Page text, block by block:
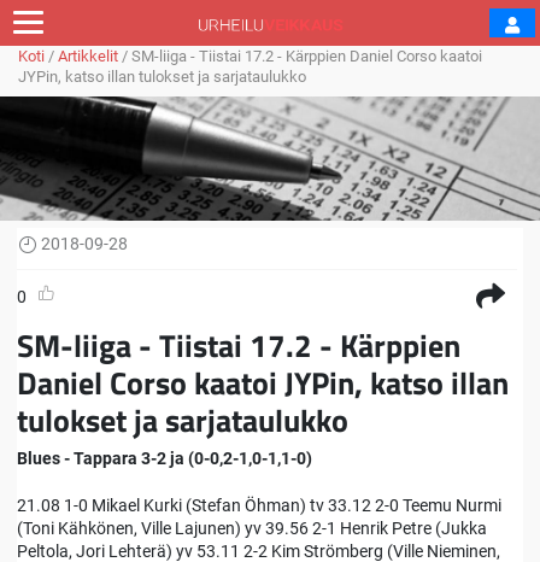
Koti / Artikkelit / SM-liiga - Tiistai 17.2 - Kärppien Daniel Corso kaatoi
JYPin, katso illan tulokset ja sarjataulukko
2018-09-28
0
SM-liiga - Tiistai 17.2 - Kärppien
Daniel Corso kaatoi JYPin, katso illan
tulokset ja sarjataulukko
Blues - Tappara 3-2 ja (0-0,2-1,0-1,1-0)
21.08 1-0 Mikael Kurki (Stefan Öhman) tv 33.12 2-0 Teemu Nurmi
(Toni Kähkönen, Ville Lajunen) yv 39.56 2-1 Henrik Petre (Jukka
Peltola, Jori Lehterä) yv 53.11 2-2 Kim Strömberg (Ville Nieminen,